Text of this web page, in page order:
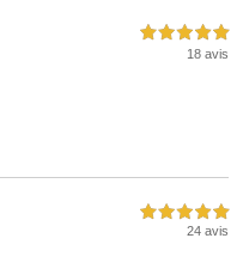
5,0 étoiles sur 5
18 avis
5,0 étoiles sur 5
24 avis